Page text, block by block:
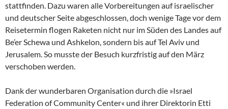
stattfinden. Dazu waren alle Vorbereitungen auf israelischer
und deutscher Seite abgeschlossen, doch wenige Tage vor dem
Reisetermin flogen Raketen nicht nur im Süden des Landes auf
Be’er Schewa und Ashkelon, sondern bis auf Tel Aviv und
Jerusalem. So musste der Besuch kurzfristig auf den März
verschoben werden.
Dank der wunderbaren Organisation durch die »Israel
Federation of Community Center« und ihrer Direktorin Etti